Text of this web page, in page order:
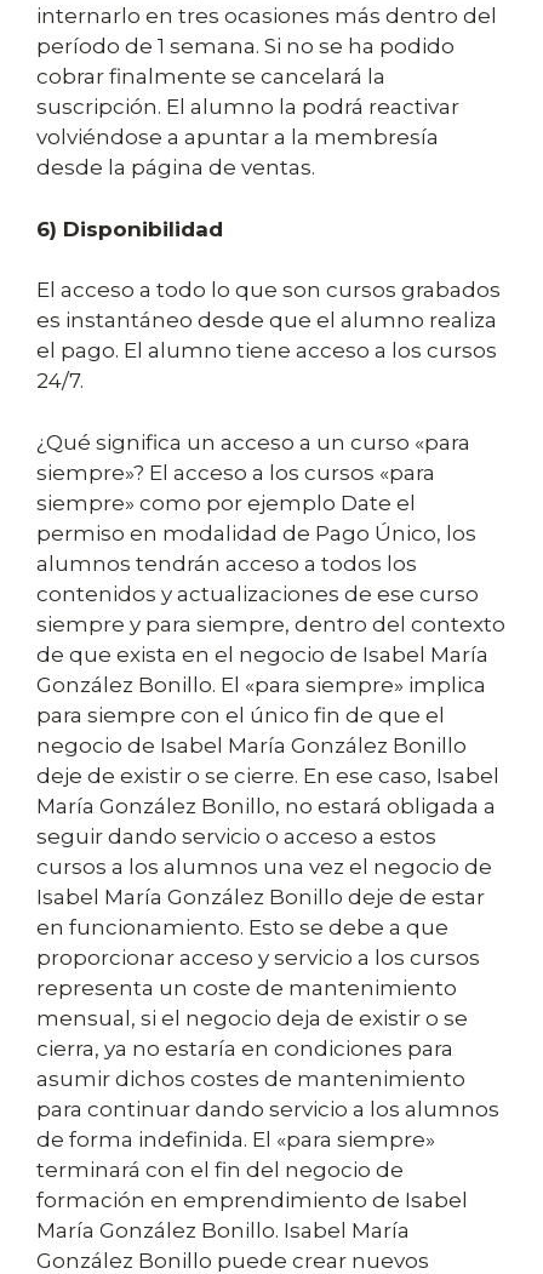
internarlo en tres ocasiones más dentro del
período de 1 semana. Si no se ha podido
cobrar finalmente se cancelará la
suscripción. El alumno la podrá reactivar
volviéndose a apuntar a la membresía
desde la página de ventas.
6) Disponibilidad
El acceso a todo lo que son cursos grabados
es instantáneo desde que el alumno realiza
el pago. El alumno tiene acceso a los cursos
24/7.
¿Qué significa un acceso a un curso «para
siempre»? El acceso a los cursos «para
siempre» como por ejemplo Date el
permiso en modalidad de Pago Único, los
alumnos tendrán acceso a todos los
contenidos y actualizaciones de ese curso
siempre y para siempre, dentro del contexto
de que exista en el negocio de Isabel María
González Bonillo. El «para siempre» implica
para siempre con el único fin de que el
negocio de Isabel María González Bonillo
deje de existir o se cierre. En ese caso, Isabel
María González Bonillo, no estará obligada a
seguir dando servicio o acceso a estos
cursos a los alumnos una vez el negocio de
Isabel María González Bonillo deje de estar
en funcionamiento. Esto se debe a que
proporcionar acceso y servicio a los cursos
representa un coste de mantenimiento
mensual, si el negocio deja de existir o se
cierra, ya no estaría en condiciones para
asumir dichos costes de mantenimiento
para continuar dando servicio a los alumnos
de forma indefinida. El «para siempre»
terminará con el fin del negocio de
formación en emprendimiento de Isabel
María González Bonillo. Isabel María
González Bonillo puede crear nuevos